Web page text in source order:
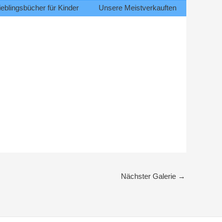
für Kinder Unsere Meistverkauften
Nächster Galerie →